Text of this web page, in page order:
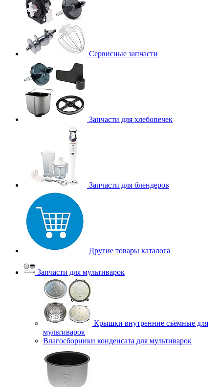
Сервисные запчасти
Запчасти для хлебопечек
Запчасти для блендеров
Другие товары каталога
Запчасти для мультиварок
Крышки внутренние съёмные для
мультиварок
Влагосборники конденсата для мультиварок